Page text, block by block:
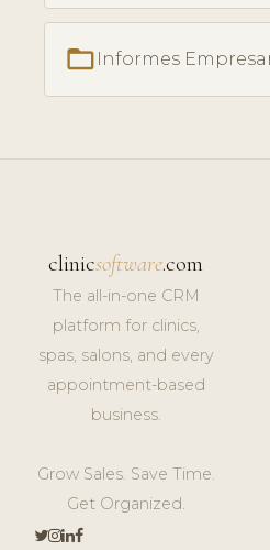
folder_open Informes
clinicsoftware.com
The all-in-one CRM
platform for clinics,
spas, salons, and every
appointment-based
business.
Grow Sales. Save Time.
Get Organized.